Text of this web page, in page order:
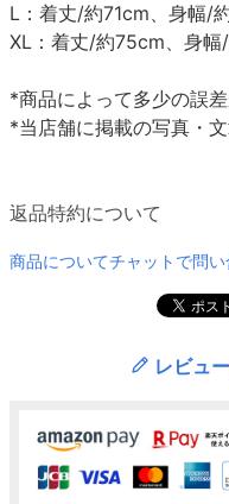
L：着丈/約71cm、身幅/
XL：着丈/約75cm、身幅
*商品によって多少の誤
*当店舗に掲載の写真・
返品特約について
商品についてチャットで問い
レビュ